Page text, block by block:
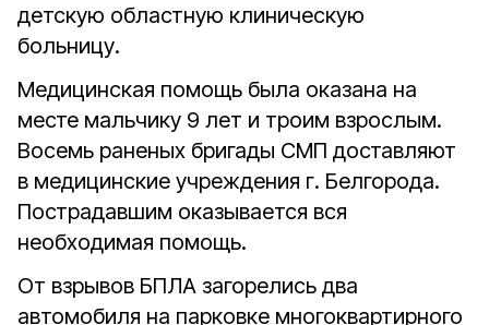
детскую областную клиническую
больницу.
Медицинская помощь была оказана на
месте мальчику 9 лет и троим взрослым.
Восемь раненых бригады СМП доставляют
в медицинские учреждения г. Белгорода.
Пострадавшим оказывается вся
необходимая помощь.
От взрывов БПЛА загорелись два
автомобиля на парковке многоквартирного